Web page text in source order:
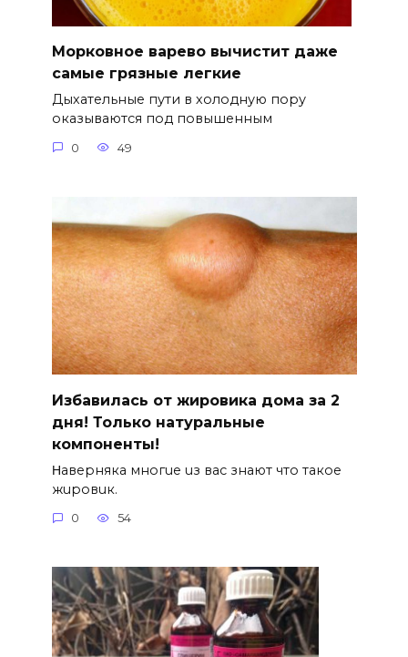
Морковное варево вычистит даже
самые грязные легкие
Дыхательные пути в холодную пору
оказываются под повышенным
0 49
Избавилась от жировика дома за 2
дня! Только натуральные
компоненты!
Ηавepняка многue uз вас знают что такоe
жuровuк.
0 54